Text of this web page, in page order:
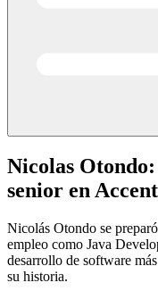
Nicolas
senior en
Nicolás Otondo se
empleo como Java
desarrollo de software
su historia.